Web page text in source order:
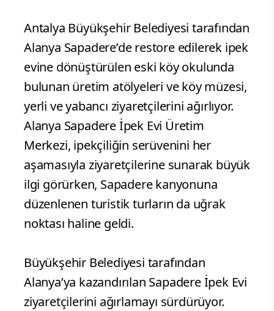
Antalya Büyükşehir Belediyesi tarafından
Alanya Sapadere’de restore edilerek ipek
evine dönüştürülen eski köy okulunda
bulunan üretim atölyeleri ve köy müzesi,
yerli ve yabancı ziyaretçilerini ağırlıyor.
Alanya Sapadere İpek Evi Üretim
Merkezi, ipekçiliğin serüvenini her
aşamasıyla ziyaretçilerine sunarak büyük
ilgi görürken, Sapadere kanyonuna
düzenlenen turistik turların da uğrak
noktası haline geldi.
Büyükşehir Belediyesi tarafından
Alanya’ya kazandırılan Sapadere İpek Evi
ziyaretçilerini ağırlamayı sürdürüyor.